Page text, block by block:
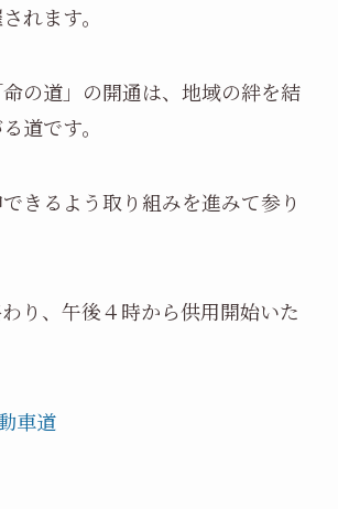
れます。
の道」の開通は、地域の絆を結
道です。
きるよう取り組みを進みて参り
り、午後４時から供用開始いた
車道